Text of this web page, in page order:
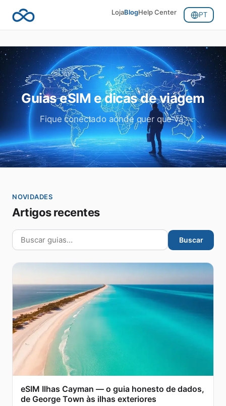
LojaBlogHelp Center PT
Guias eSIM e dicas de viagem
Fique conectado aonde quer que vá.
NOVIDADES
Artigos recentes
Buscar
eSIM Ilhas Cayman — o guia honesto de dados,
de George Town às ilhas exteriores